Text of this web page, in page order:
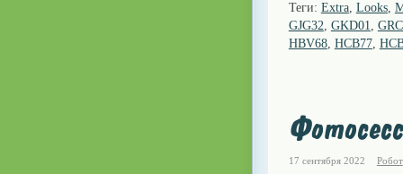
Теги: Extra, Looks,
GJG32, GKD01,
HBV68, HCB77,
17 сентября 2022 Робот